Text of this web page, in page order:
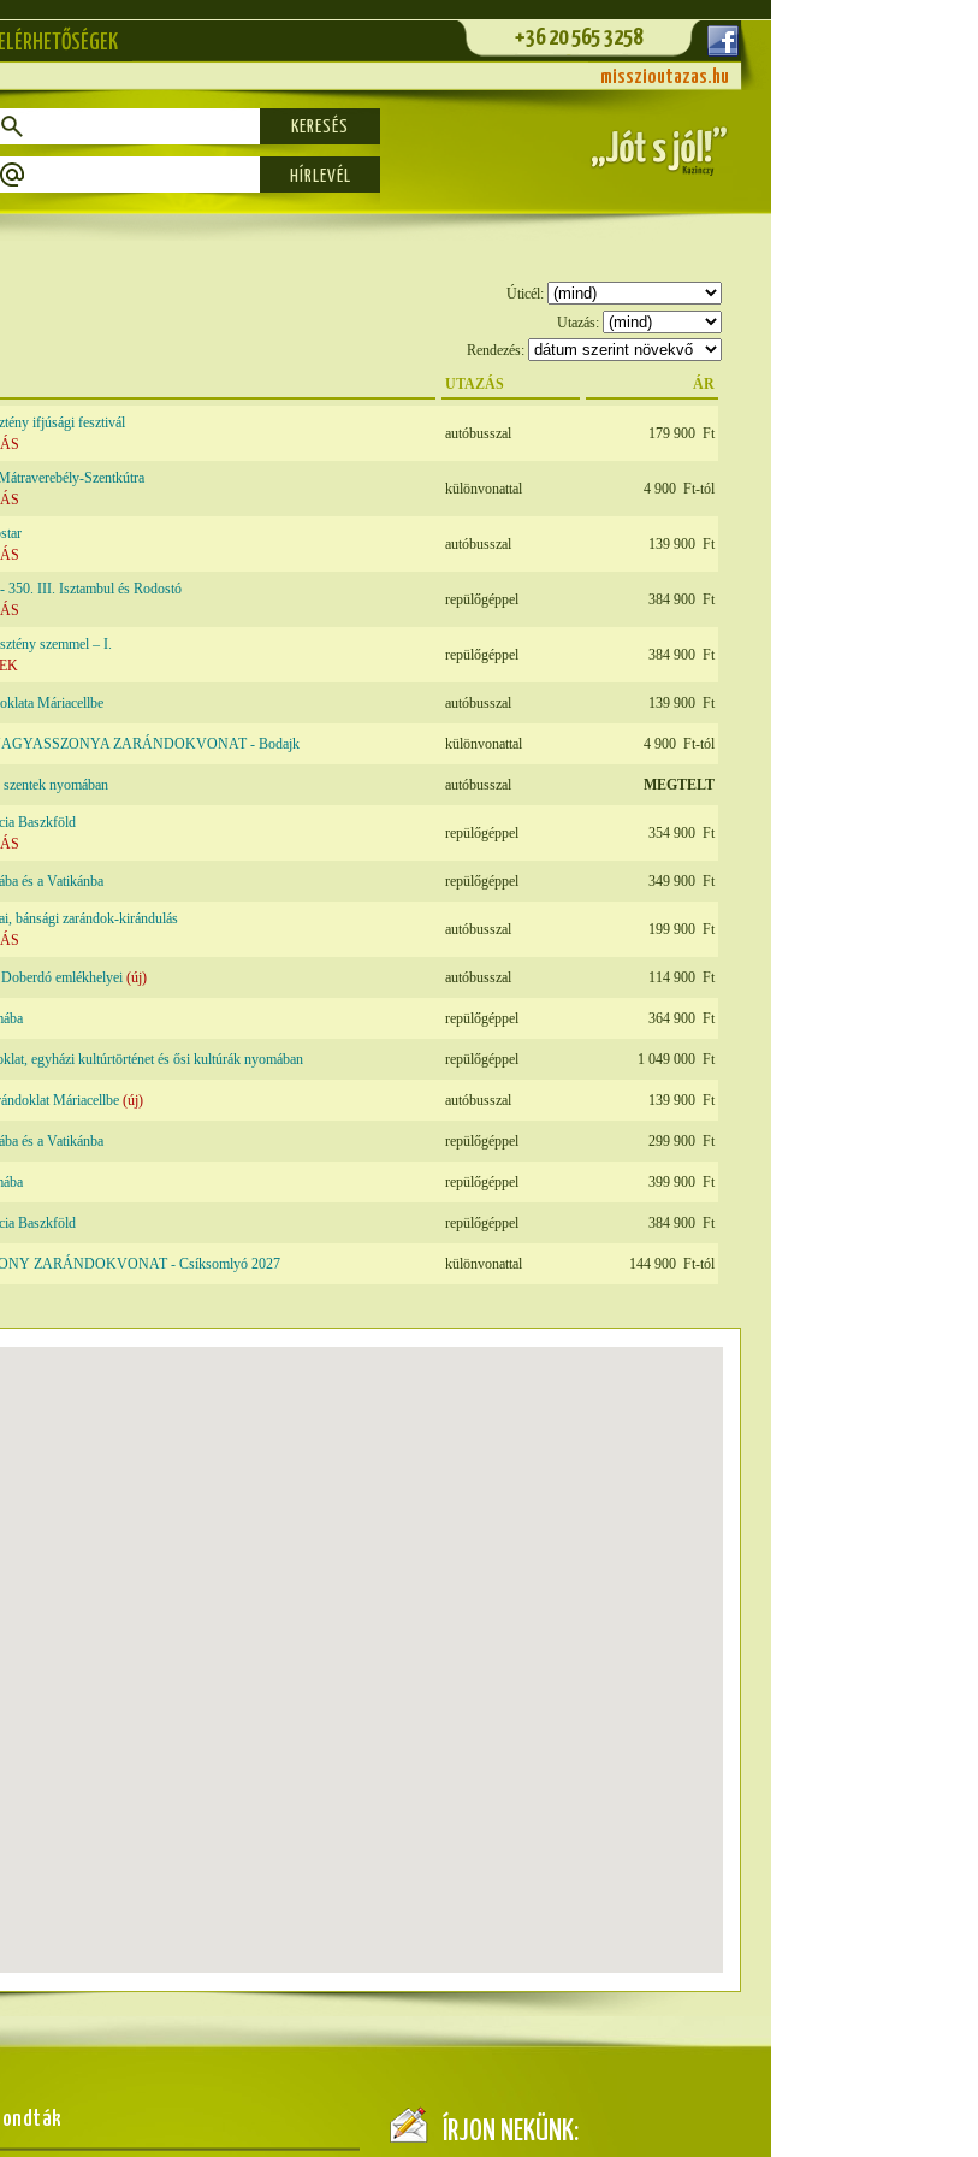
ELÉRHETŐSÉGEK +36 20 565 3258
misszioutazas.hu
KERESÉS
Úticél:
Utazás:
Rendezés:
UTAZÁS ÁR
ifjúsági fesztivál
autóbusszal 179 900 Ft
Szentkútra
különvonattal 4 900 Ft-tól
autóbusszal 139 900 Ft
350. III. Isztambul és Rodostó
repülőgéppel 384 900 Ft
szemmel – I.
repülőgéppel 384 900 Ft
Máriacellbe autóbusszal 139 900 Ft
ZARÁNDOKVONAT - Bodajk különvonattal 4 900 Ft-tól
nyomában autóbusszal MEGTELT
Baszkföld
repülőgéppel 354 900 Ft
és a Vatikánba repülőgéppel 349 900 Ft
bánsági zarándok-kirándulás
autóbusszal 199 900 Ft
emlékhelyei (új) autóbusszal 114 900 Ft
repülőgéppel 364 900 Ft
egyházi kultúrtörténet és ősi kultúrák nyomában repülőgéppel 1 049 000 Ft
Máriacellbe (új) autóbusszal 139 900 Ft
és a Vatikánba repülőgéppel 299 900 Ft
repülőgéppel 399 900 Ft
Baszkföld repülőgéppel 384 900 Ft
ZARÁNDOKVONAT - Csíksomlyó 2027 különvonattal 144 900 Ft-tól